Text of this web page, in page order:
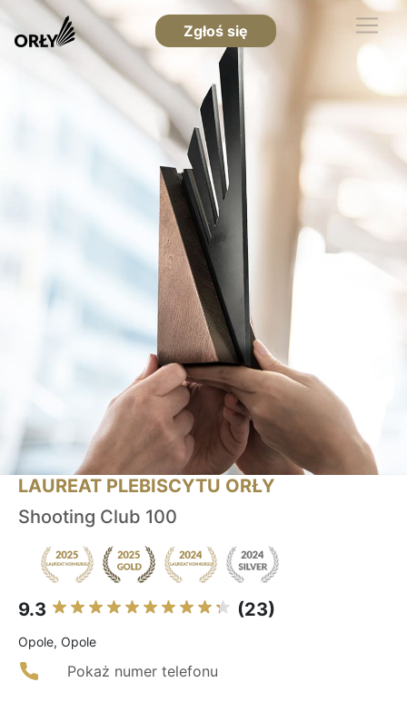
Zgłoś się
LAUREAT PLEBISCYTU ORŁY
Shooting Club 100
9.3 (23)
Opole, Opole
Pokaż numer telefonu